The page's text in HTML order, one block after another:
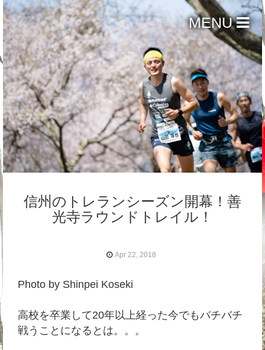
MENU
信州のトレランシーズン開幕！善
光寺ラウンドトレイル！
Apr 22, 2018
Photo by Shinpei Koseki
高校を卒業して20年以上経った今でもバチバチ
戦うことになるとは。。。